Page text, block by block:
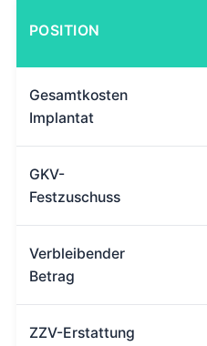
POSITION
Gesamtkosten
Implantat
GKV-
Festzuschuss
Verbleibender
Betrag
ZZV-Erstattung